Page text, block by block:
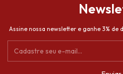
Assine nossa newsletter e ganhe 3% de